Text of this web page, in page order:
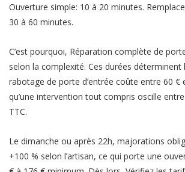
Ouverture simple: 10 à 20 minutes.
30 à 60 minutes.
C’est pourquoi, Réparation complète de
selon la complexité. Ces durées déterminent
rabotage de porte d’entrée coûte entre 60 €
qu’une intervention tout compris oscille
TTC.
Le dimanche ou après 22h, majorations
+100 % selon l’artisan, ce qui porte une